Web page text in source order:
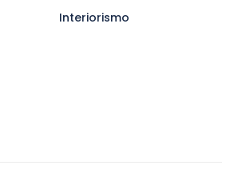
Interiorismo